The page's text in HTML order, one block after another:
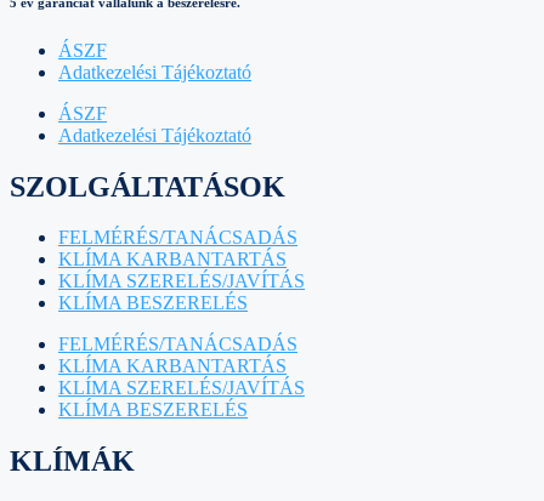
ÁSZF
Adatkezelési Tájékoztató
ÁSZF
Adatkezelési Tájékoztató
SZOLGÁLTATÁSOK
FELMÉRÉS/TANÁCSADÁS
KLÍMA KARBANTARTÁS
KLÍMA SZERELÉS/JAVÍTÁS
KLÍMA BESZERELÉS
FELMÉRÉS/TANÁCSADÁS
KLÍMA KARBANTARTÁS
KLÍMA SZERELÉS/JAVÍTÁS
KLÍMA BESZERELÉS
KLÍMÁK